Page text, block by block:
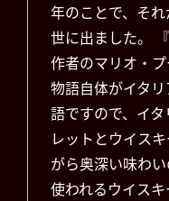
年のことで、そ
世に出ました。
作者のマリオ・プ
物語自体がイタ
語ですので、イ
レットとウイス
がら奥深い味わ
使われるウイス